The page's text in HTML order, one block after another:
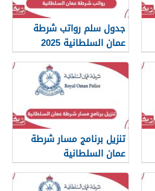
جدول سلم رواتب شرطة
عمان السلطانية 2025
تنزيل برنامج مسار شرطة
عمان السلطانية